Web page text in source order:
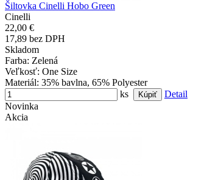
Šiltovka Cinelli Hobo Green
Cinelli
22,00 €
17,89 bez DPH
Skladom
Farba: Zelená
Veľkosť: One Size
Materiál: 35% bavlna, 65% Polyester
ks
Detail
Novinka
Akcia